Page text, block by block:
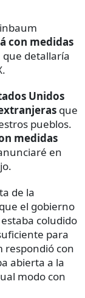
con medidas
que detallaría
Unidos
que
pueblos.
medidas
en
de la
el gobierno
coludido
para
respondió con
abierta a la
modo con